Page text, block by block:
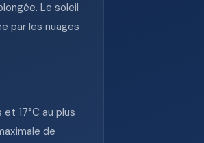
Le soleil
par les nuages
17°C au plus
de